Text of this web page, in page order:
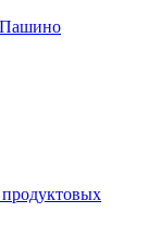
Пашино